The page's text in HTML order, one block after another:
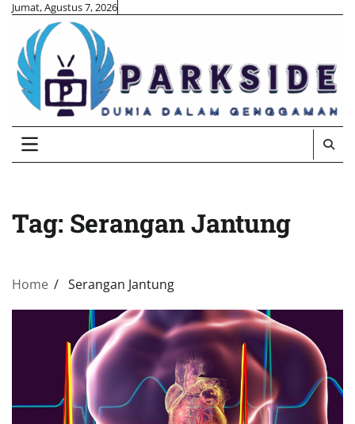
Skip
content
Jumat, Agustus 7, 2026
Tag: Serangan Jantung
Home Serangan Jantung